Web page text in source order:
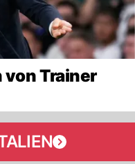
Trainer